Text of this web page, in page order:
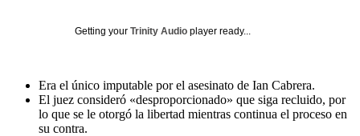
Getting your Trinity Audio player ready...
Era el único imputable por el asesinato de Ian Cabrera.
El juez consideró «desproporcionado» que siga recluido, por
lo que se le otorgó la libertad mientras continua el proceso en
su contra.